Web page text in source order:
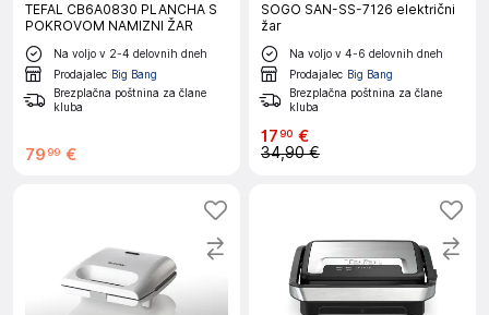
TEFAL CB6A0830 PLANCHA S
POKROVOM NAMIZNI ŽAR
Na voljo v 2-4 delovnih dneh
Prodajalec Big Bang
Brezplačna poštnina za člane
kluba
79 99 €
SOGO SAN-SS-7126 električni
žar
Na voljo v 4-6 delovnih dneh
Prodajalec Big Bang
Brezplačna poštnina za člane
kluba
1790 €
34,90 €